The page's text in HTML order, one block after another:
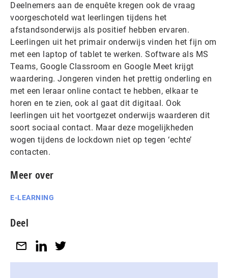
Deelnemers aan de enquête kregen ook de vraag
voorgeschoteld wat leerlingen tijdens het
afstandsonderwijs als positief hebben ervaren.
Leerlingen uit het primair onderwijs vinden het fijn om
met een laptop of tablet te werken. Software als MS
Teams, Google Classroom en Google Meet krijgt
waardering. Jongeren vinden het prettig onderling en
met een leraar online contact te hebben, elkaar te
horen en te zien, ook al gaat dit digitaal. Ook
leerlingen uit het voortgezet onderwijs waarderen dit
soort sociaal contact. Maar deze mogelijkheden
wogen tijdens de lockdown niet op tegen ‘echte’
contacten.
Meer over
E-LEARNING
Deel